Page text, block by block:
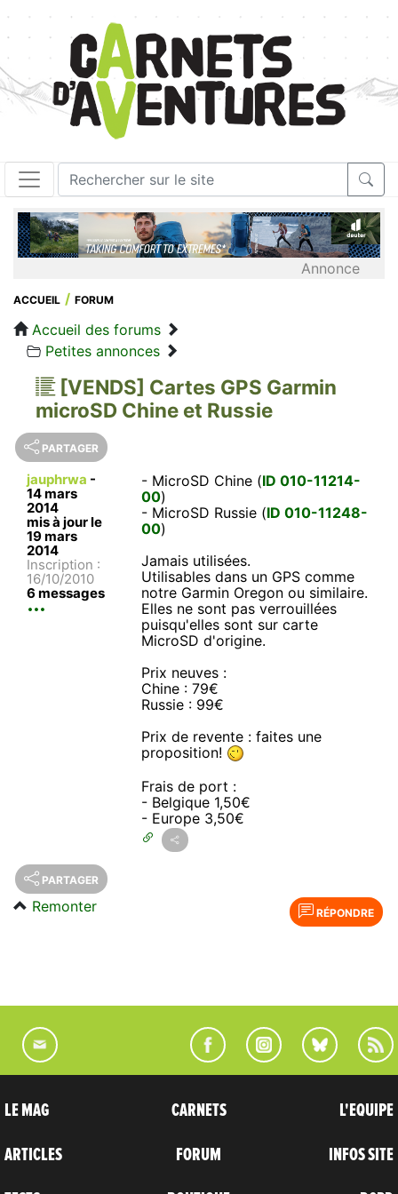
Annonce
ACCUEIL FORUM
Accueil des forums
Petites annonces
[VENDS] Cartes GPS Garmin
microSD Chine et Russie
PARTAGER
jauphrwa -
14 mars
2014
mis à jour le
19 mars
2014
Inscription :
16/10/2010
6 messages
- MicroSD Chine (ID 010-11214-
00)
- MicroSD Russie (ID 010-11248-
00)
Jamais utilisées.
Utilisables dans un GPS comme
notre Garmin Oregon ou similaire.
Elles ne sont pas verrouillées
puisqu'elles sont sur carte
MicroSD d'origine.
Prix neuves :
Chine : 79€
Russie : 99€
Prix de revente : faites une
proposition!
Frais de port :
- Belgique 1,50€
- Europe 3,50€
PARTAGER
RÉPONDRE
Remonter
LE MAG
ARTICLES
CARNETS
FORUM
L'EQUIPE
INFOS SITE